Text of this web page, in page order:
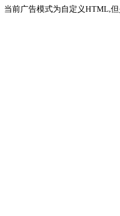
当前广告模式为自定义HTML,